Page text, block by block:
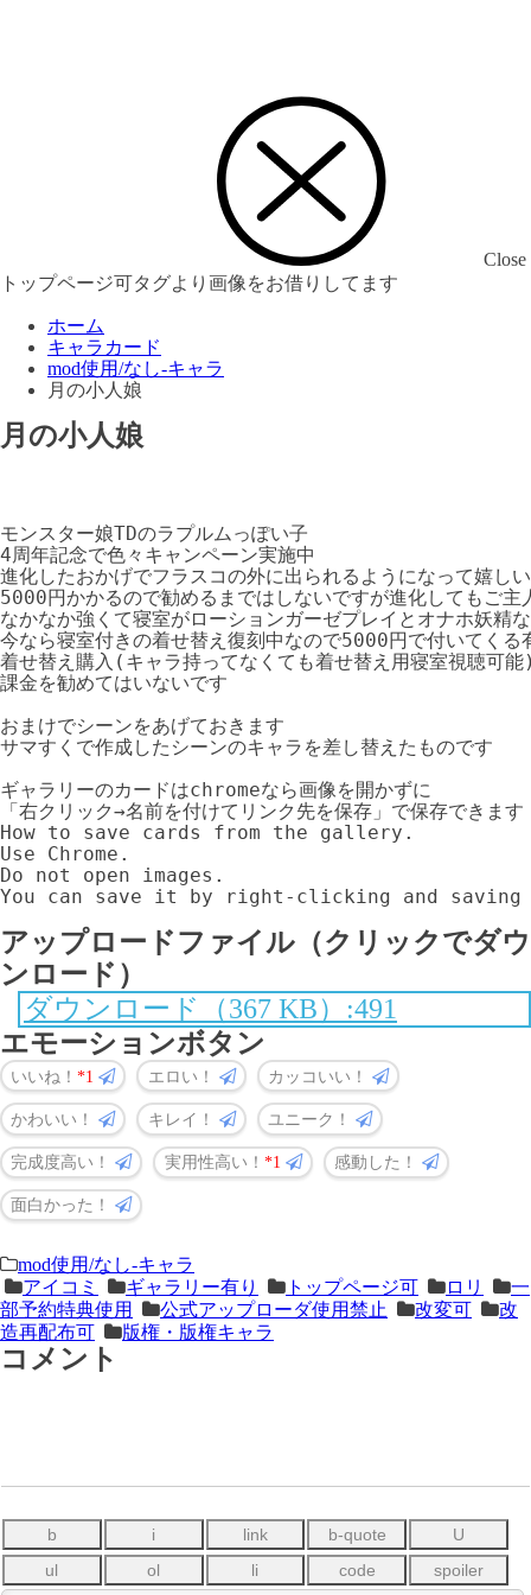
Close
トップページ可タグより画像をお借りしてます
ホーム
キャラカード
mod使用/なし-キャラ
月の小人娘
月の小人娘
モンスター娘TDのラプルムっぽい子
4周年記念で色々キャンペーン実施中
進化したおかげでフラスコの外に出られるようになって嬉しい
5000円かかるので勧めるまではしないですが進化してもご主
なかなか強くて寝室がローションガーゼプレイとオナホ妖精
今なら寝室付きの着せ替え復刻中なので5000円で付いてくる
着せ替え購入(キャラ持ってなくても着せ替え用寝室視聴可
課金を勧めてはいないです
おまけでシーンをあげておきます
サマすくで作成したシーンのキャラを差し替えたものです
ギャラリーのカードはchromeなら画像を開かずに
「右クリック→名前を付けてリンク先を保存」で保存できます
How to save cards from the gallery.
Use Chrome.
Do not open images.
You can save it by right-clicking and
アップロードファイル（クリックでダウ
ンロード）
ダウンロード（367 KB）:491
エモーションボタン
いいね！ 1 エロい！ カッコいい！
かわいい！ キレイ！ ユニーク！
完成度高い！ 実用性高い！ 1 感動した！
面白かった！
＜
次
の
記
前
の
記
事
mod使用/なし-キャラ
アイコミ
ギャラリー有り トップページ可 ロリ
一
部予約特典使用
公式アップローダ使用禁止 改変可
改
造再配布可
版権・版権キャラ
コメント